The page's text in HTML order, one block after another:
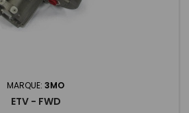
MARQUE: 3MO
ETV - FWD